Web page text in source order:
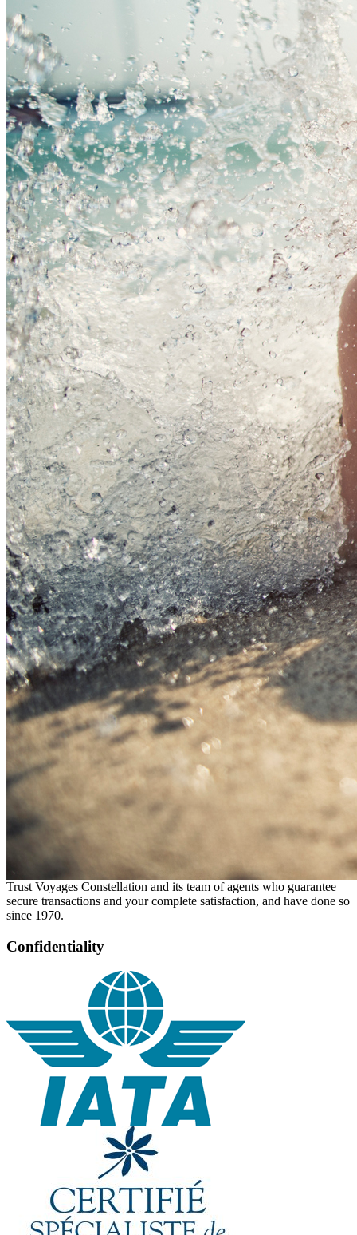
Trust Voyages Constellation and its team of agents who guarantee
secure transactions and your complete satisfaction, and have done so
since 1970.
Confidentiality